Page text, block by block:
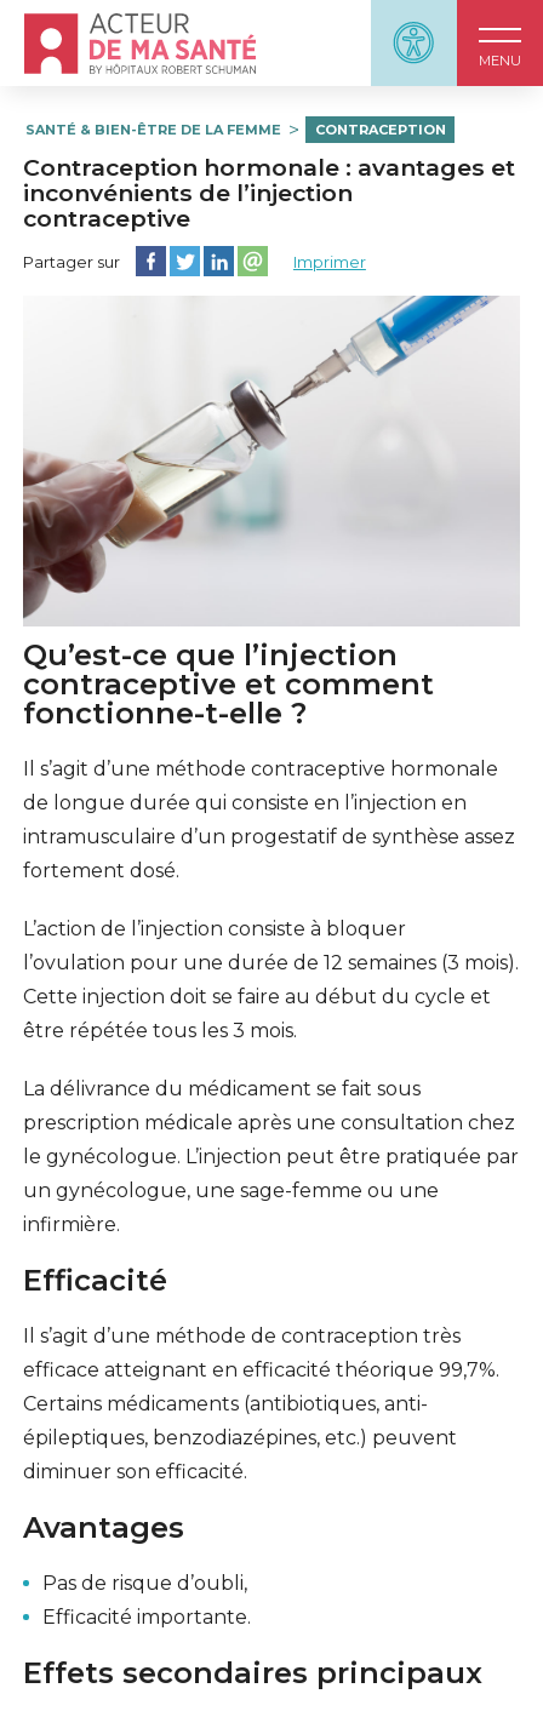
Panneau
MENU
Accueil - Acteur de ma santé, by HôpitauxRobert
SANTÉ & BIEN-ÊTRE DE LA FEMME CONTRACEPTION
Contraception hormonale : avantages et
inconvénients de l’injection
contraceptive
Partager sur Partager cette page sur Facebook
Partager cette page sur Twitter
Partager cette page sur LinkedIn
Partager cette page sur email
Imprimer
Qu’est-ce que l’injection
contraceptive et comment
fonctionne-t-elle ?
Il s’agit d’une méthode contraceptive hormonale
de longue durée qui consiste en l’injection en
intramusculaire d’un progestatif de synthèse assez
fortement dosé.
L’action de l’injection consiste à bloquer
l’ovulation pour une durée de 12 semaines (3 mois).
Cette injection doit se faire au début du cycle et
être répétée tous les 3 mois.
La délivrance du médicament se fait sous
prescription médicale après une consultation chez
le gynécologue. L’injection peut être pratiquée par
un gynécologue, une sage-femme ou une
infirmière.
Efficacité
Il s’agit d’une méthode de contraception très
efficace atteignant en efficacité théorique 99,7%.
Certains médicaments (antibiotiques, anti-
épileptiques, benzodiazépines, etc.) peuvent
diminuer son efficacité.
Avantages
Pas de risque d’oubli,
Efficacité importante.
Effets secondaires principaux